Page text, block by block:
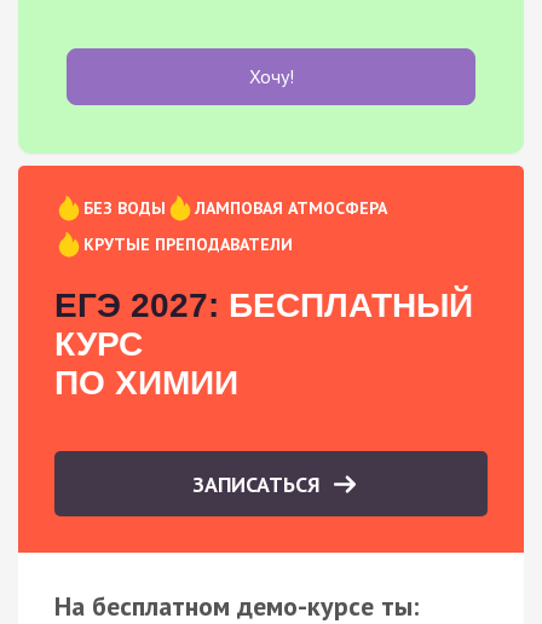
Хочу!
БЕЗ ВОДЫ
ЛАМПОВАЯ АТМОСФЕРА
КРУТЫЕ ПРЕПОДАВАТЕЛИ
ЕГЭ 2027: БЕСПЛАТНЫЙ
КУРС
ПО ХИМИИ
ЗАПИСАТЬСЯ
На бесплатном демо-курсе ты: